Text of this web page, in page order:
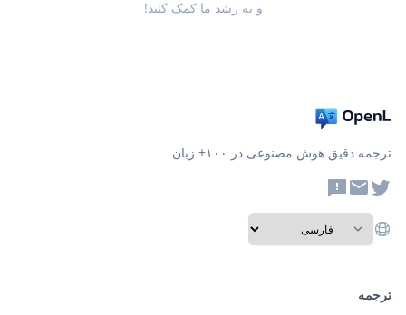
و به رشد ما کمک کنید!
ترجمه دقیق هوش مصنوعی در ۱۰۰+ زبان
ترجمه